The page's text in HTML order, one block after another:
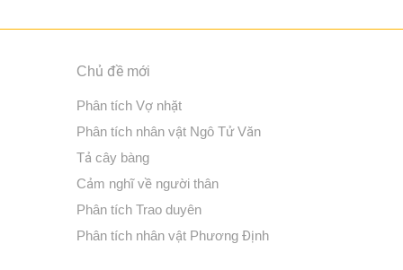
Chủ đề mới
Phân tích Vợ nhặt
Phân tích nhân vật Ngô Tử Văn
Tả cây bàng
Cảm nghĩ về người thân
Phân tích Trao duyên
Phân tích nhân vật Phương Định